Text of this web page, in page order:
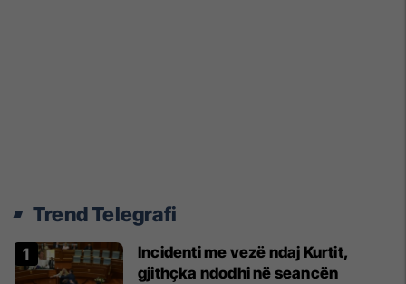
Trend Telegrafi
Incidenti me vezë ndaj Kurtit,
gjithçka ndodhi në seancën